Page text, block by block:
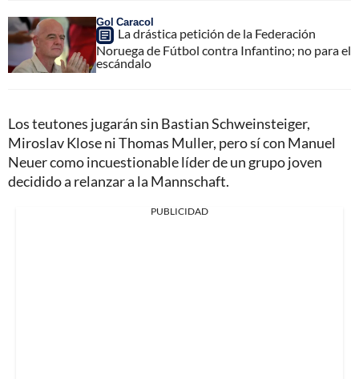
Gol Caracol
La drástica petición de la Federación
Noruega de Fútbol contra Infantino; no para el
escándalo
Los teutones jugarán sin Bastian Schweinsteiger,
Miroslav Klose ni Thomas Muller, pero sí con Manuel
Neuer como incuestionable líder de un grupo joven
decidido a relanzar a la Mannschaft.
PUBLICIDAD